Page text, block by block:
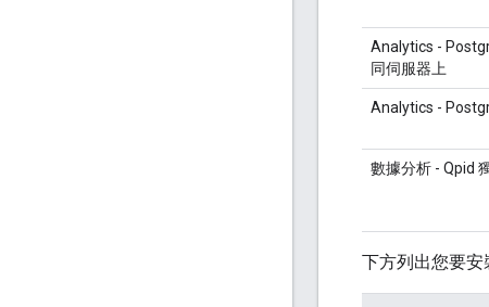
Analytics -
同伺服器上
Analytics -
數據分析 - Qpid
下方列出您要安